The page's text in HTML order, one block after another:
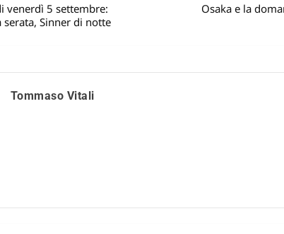
venerdì 5 settembre:
Sinner di notte
Osaka e la
Tommaso Vitali